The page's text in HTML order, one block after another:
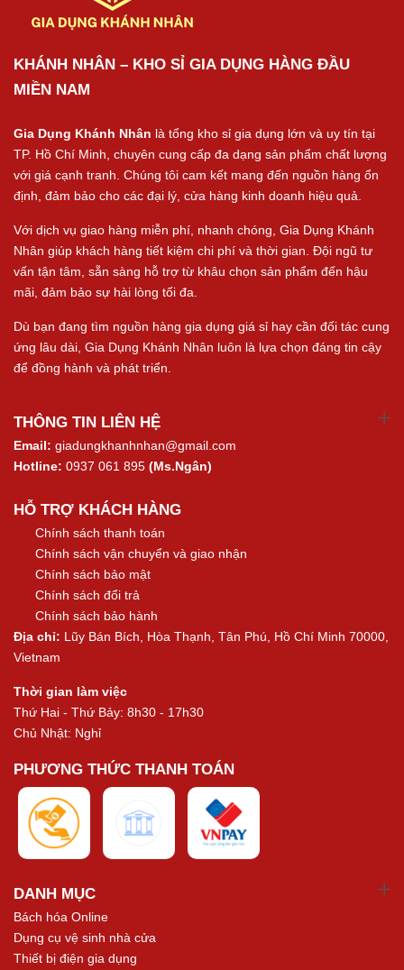
KHÁNH NHÂN – KHO SỈ GIA DỤNG HÀNG ĐẦU
MIỀN NAM
Gia Dụng Khánh Nhân là tổng kho sỉ gia dụng lớn và uy tín tại
TP. Hồ Chí Minh, chuyên cung cấp đa dạng sản phẩm chất lượng
với giá cạnh tranh. Chúng tôi cam kết mang đến nguồn hàng ổn
định, đảm bảo cho các đại lý, cửa hàng kinh doanh hiệu quả.
Với dịch vụ giao hàng miễn phí, nhanh chóng, Gia Dụng Khánh
Nhân giúp khách hàng tiết kiệm chi phí và thời gian. Đội ngũ tư
vấn tận tâm, sẵn sàng hỗ trợ từ khâu chọn sản phẩm đến hậu
mãi, đảm bảo sự hài lòng tối đa.
Dù bạn đang tìm nguồn hàng gia dụng giá sỉ hay cần đối tác cung
ứng lâu dài, Gia Dụng Khánh Nhân luôn là lựa chọn đáng tin cậy
để đồng hành và phát triển.
THÔNG TIN LIÊN HỆ
Email: giadungkhanhnhan@gmail.com
Hotline: 0937 061 895 (Ms.Ngân)
HỖ TRỢ KHÁCH HÀNG
Chính sách thanh toán
Chính sách vận chuyển và giao nhận
Chính sách bảo mật
Chính sách đổi trả
Chính sách bảo hành
Địa chỉ: Lũy Bán Bích, Hòa Thạnh, Tân Phú, Hồ Chí Minh 70000,
Vietnam
Thời gian làm việc
Thứ Hai - Thứ Bảy: 8h30 - 17h30
Chủ Nhật: Nghỉ
PHƯƠNG THỨC THANH TOÁN
DANH MỤC
Bách hóa Online
Dụng cụ vệ sinh nhà cửa
Thiết bị điện gia dụng